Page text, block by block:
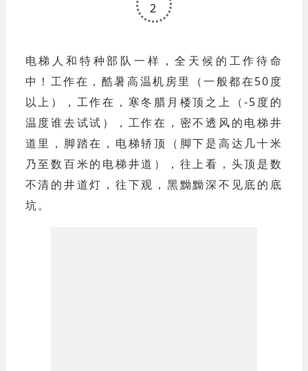
2
电梯人和特种部队一样，全天候的工作待命
中！ 工作在，酷暑高温机房里（一般都在50度
以上）， 工作在，寒冬腊月楼顶之上（-5度的
温度谁去试试）， 工作在，密不透风的电梯井
道里， 脚踏在，电梯轿顶（脚下是高达几十米
乃至数百米的电梯井道）， 往上看，头顶是数
不清的井道灯， 往下观，黑黝黝深不见底的底
坑。